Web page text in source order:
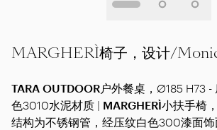
MARGHERÌ椅子，设计/
TARA OUTDOOR户外餐桌，Ø185 H73
色3010水泥材质 | MARGHERÌ小扶手椅
结构为不锈钢管，经压纹白色300漆面